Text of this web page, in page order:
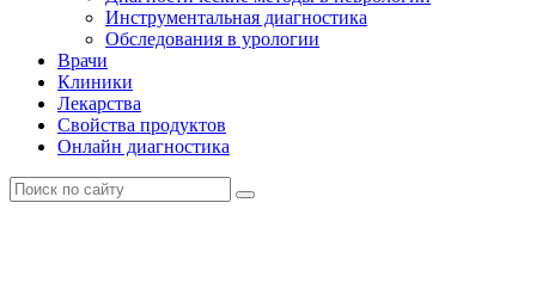
Инструментальная диагностика
Обследования в урологии
Врачи
Клиники
Лекарства
Свойства продуктов
Онлайн диагностика